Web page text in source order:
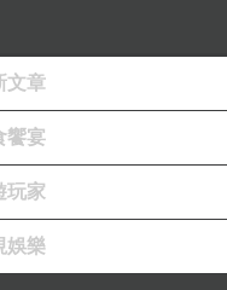
文章
饗宴
玩家
娛樂